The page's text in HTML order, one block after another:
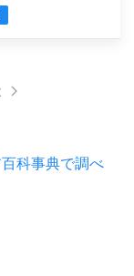
科事典で調べ